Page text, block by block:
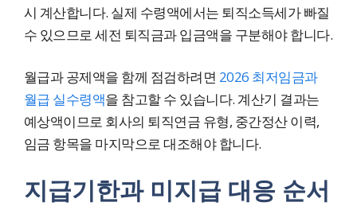
시 계산합니다. 실제 수령액에서는 퇴직소득세가 빠질
수 있으므로 세전 퇴직금과 입금액을 구분해야 합니다.
월급과 공제액을 함께 점검하려면 2026 최저임금과
월급 실수령액을 참고할 수 있습니다. 계산기 결과는
예상액이므로 회사의 퇴직연금 유형, 중간정산 이력,
임금 항목을 마지막으로 대조해야 합니다.
지급기한과 미지급 대응 순서